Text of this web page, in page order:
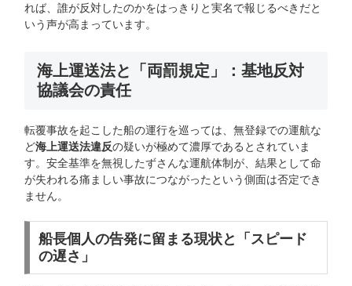
れば、誰が反対したのかをはっきりと実名で報じるべきだと
いう声が高まっています。
海上運送法と「両罰規定」：基地反対
協議会の責任
転覆事故を起こした船の運行を巡っては、無登録での運航な
ど海上運送法違反の疑いが極めて濃厚であるとされていま
す。安全基準を無視したずさんな運航体制が、結果として命
が失われる痛ましい事故につながったという側面は否定でき
ません。
船長個人の告発に留まる現状と「スピード
の遅さ」